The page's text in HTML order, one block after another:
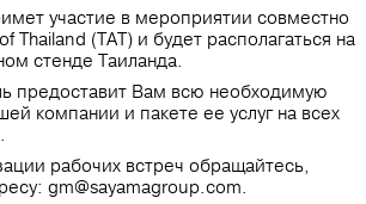
участие в мероприятии совместно
Thailand (ТАТ) и будет располагаться на
стенде Таиланда.
предоставит Вам всю необходимую
компании и пакете ее услуг на всех
рабочих встреч обращайтесь,
gm@sayamagroup.com.